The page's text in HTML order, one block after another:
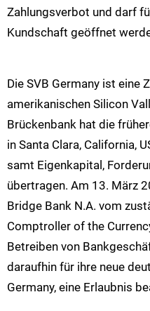
Zahlungsverbot und darf
Kundschaft geöffnet
Die SVB Germany ist eine
amerikanischen Silicon
Brückenbank hat die
in Santa Clara, California,
samt Eigenkapital,
übertragen. Am 13. März
Bridge Bank N.A. vom
Comptroller of the
Betreiben von
daraufhin für ihre neue
Germany, eine Erlaubnis